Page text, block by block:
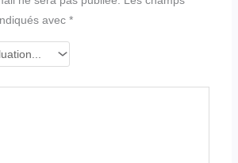
avec *